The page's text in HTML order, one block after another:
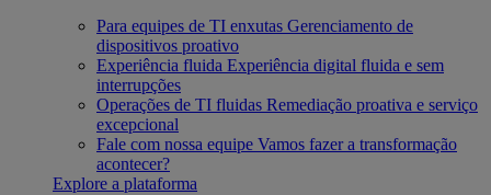
Para equipes de TI enxutas Gerenciamento de
dispositivos proativo
Experiência fluida Experiência digital fluida e sem
interrupções
Operações de TI fluidas Remediação proativa e serviço
excepcional
Fale com nossa equipe Vamos fazer a transformação
acontecer?
Explore a plataforma